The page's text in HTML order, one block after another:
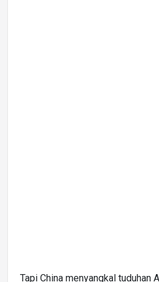
Tapi China menyangkal tuduhan